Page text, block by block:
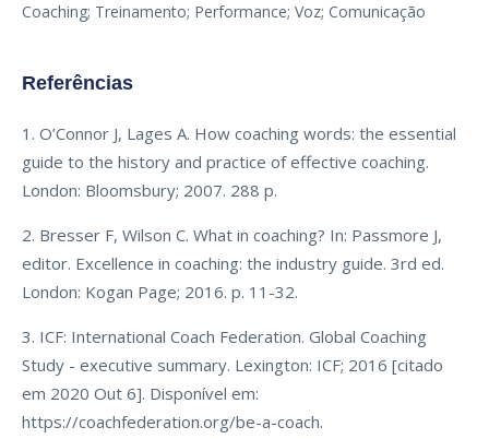
Coaching; Treinamento; Performance; Voz; Comunicação
Referências
1. O’Connor J, Lages A. How coaching words: the essential
guide to the history and practice of effective coaching.
London: Bloomsbury; 2007. 288 p.
2. Bresser F, Wilson C. What in coaching? In: Passmore J,
editor. Excellence in coaching: the industry guide. 3rd ed.
London: Kogan Page; 2016. p. 11-32.
3. ICF: International Coach Federation. Global Coaching
Study - executive summary. Lexington: ICF; 2016 [citado
em 2020 Out 6]. Disponível em:
https://coachfederation.org/be-a-coach.